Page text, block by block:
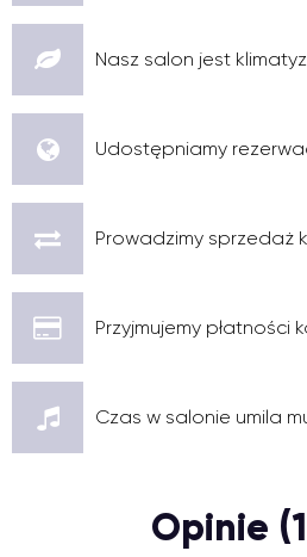
Nasz salon jest
Udostępniamy
Prowadzimy sprzedaż
Przyjmujemy płatności
Czas w salonie umila
Opinie